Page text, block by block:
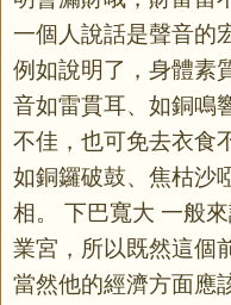
一個人說話是聲音的
例如說明了，身體素
音如雷貫耳、如銅鳴
不佳，也可免去衣食
如銅鑼破鼓、焦枯沙
相。 下巴寬大 一般
業宮，所以既然這個
當然他的經濟方面應